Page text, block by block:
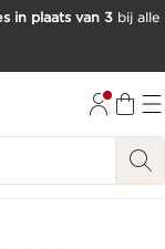
in plaats van 3 bij alle